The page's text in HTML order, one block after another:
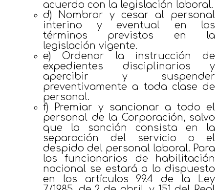
acuerdo con la legislación laboral.
d) Nombrar y cesar al personal
interino y eventual en los
términos previstos en la
legislación vigente.
e) Ordenar la instrucción de
expedientes disciplinarios y
apercibir y suspender
preventivamente a toda clase de
personal.
f) Premiar y sancionar a todo el
personal de la Corporación, salvo
que la sanción consista en la
separación del servicio o el
despido del personal laboral. Para
los funcionarios de habilitación
nacional se estará a lo dispuesto
en los artículos 99.4 de la Ley